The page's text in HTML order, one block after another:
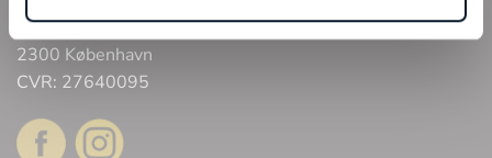
Arne Jacobsens Allé 12, butik 105 C/O Field’s
2300 København
CVR: 27640095